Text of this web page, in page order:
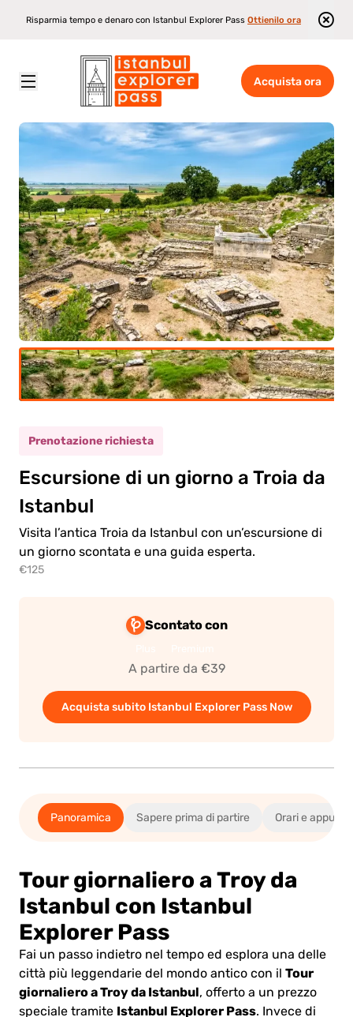
Risparmia tempo e denaro con Istanbul Explorer Pass Ottienilo ora
Acquista ora
Istanbul Explorer Pass \ Attrazioni \ Escursione di un giorno a Troia da Istanbul
Prenotazione richiesta
Escursione di un giorno a Troia da
Istanbul
Visita l’antica Troia da Istanbul con un’escursione di
un giorno scontata e una guida esperta.
€125
Scontato con
A partire da €39
Acquista subito Istanbul Explorer Pass Now
Panoramica Sapere prima di partire Orari e
Tour giornaliero a Troy da
Istanbul con Istanbul
Explorer Pass
Fai un passo indietro nel tempo ed esplora una delle
città più leggendarie del mondo antico con il Tour
giornaliero a Troy da Istanbul, offerto a un prezzo
speciale tramite Istanbul Explorer Pass. Invece di
(12+)
(5-
0.00€
a0.00€